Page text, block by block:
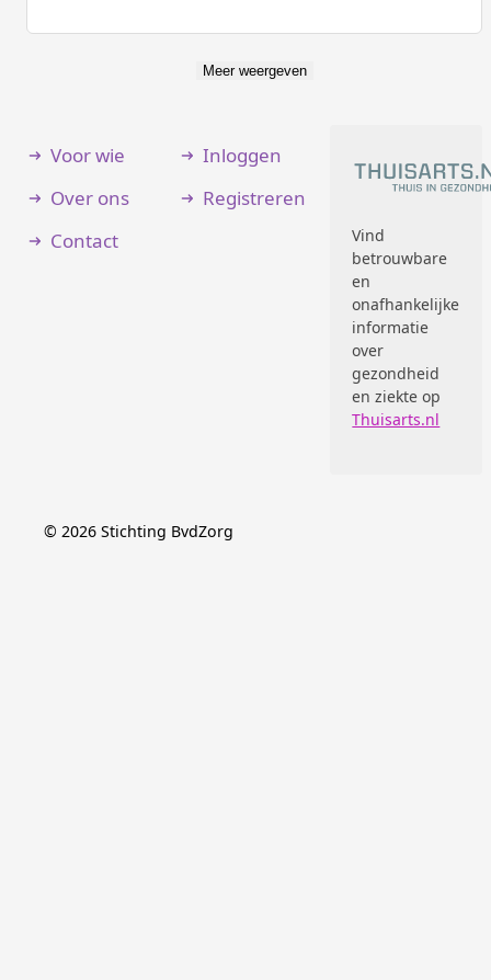
Meer weergeven
Voor wie
Over ons
Contact
Inloggen
Registreren
Vind
betrouwbare
en
onafhankelijke
informatie
over
gezondheid
en ziekte op
Thuisarts.nl
© 2026 Stichting BvdZorg